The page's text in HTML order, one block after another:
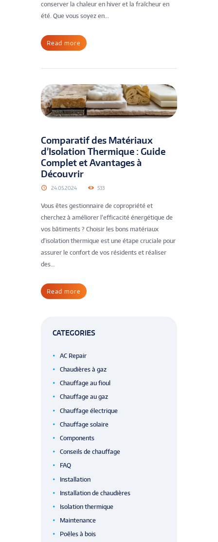
conserver la chaleur en hiver et la fraîcheur en
été. Que vous soyez en...
Read more
Comparatif des Matériaux
d’Isolation Thermique : Guide
Complet et Avantages à
Découvrir
24.05.2024 533
Vous êtes gestionnaire de copropriété et
cherchez à améliorer l’efficacité énergétique de
vos bâtiments ? Choisir les bons matériaux
d’isolation thermique est une étape cruciale pour
assurer le confort de vos résidents et réaliser
des...
Read more
CATEGORIES
AC Repair
Chaudières à gaz
Chauffage au fioul
Chauffage au gaz
Chauffage électrique
Chauffage solaire
Components
Conseils de chauffage
FAQ
Installation
Installation de chaudières
Isolation thermique
Maintenance
Poêles à bois